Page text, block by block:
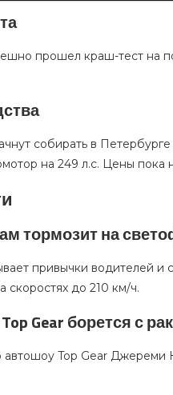
прошел краш-тест на
собирать в
на 249 л.с. Цены пока
тормозит на
привычки водителей
скоростях до 210 км/ч.
Gear борется с
Top Gear Джереми